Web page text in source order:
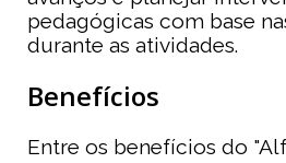
pedagógicas com base
durante as atividades.
Benefícios
Entre os benefícios do